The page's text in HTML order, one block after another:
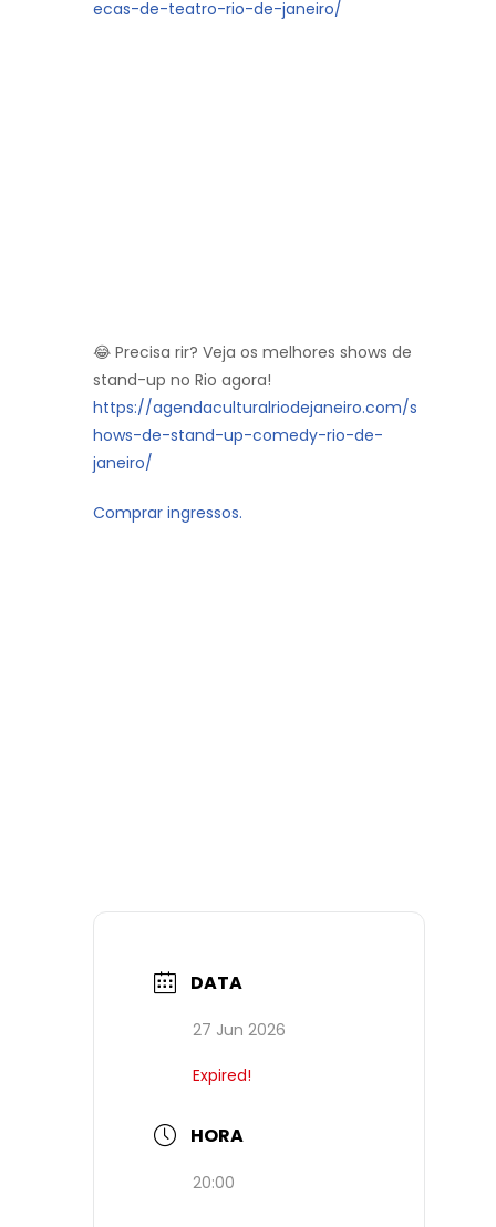
ecas-de-teatro-rio-de-janeiro/
😂 Precisa rir? Veja os melhores shows de
stand-up no Rio agora!
https://agendaculturalriodejaneiro.com/s
hows-de-stand-up-comedy-rio-de-
janeiro/
Comprar ingressos.
DATA
27 Jun 2026
Expired!
HORA
20:00